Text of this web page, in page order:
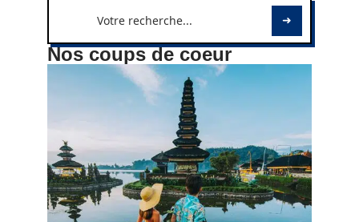
Nos coups de coeur